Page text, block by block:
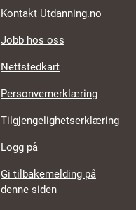
Kontakt Utdanning.no
Jobb hos oss
Nettstedkart
Personvernerklæring
Tilgjengelighetserklæring
Logg på
Gi tilbakemelding på
denne siden